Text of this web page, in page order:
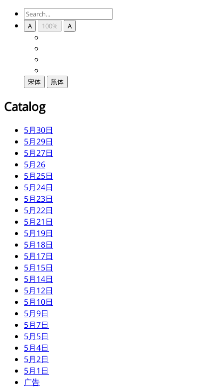
A 100% A
宋体 黑体
Catalog
5月30日
5月29日
5月27日
5月26
5月25日
5月24日
5月23日
5月22日
5月21日
5月19日
5月18日
5月17日
5月15日
5月14日
5月12日
5月10日
5月9日
5月7日
5月5日
5月4日
5月2日
5月1日
广告